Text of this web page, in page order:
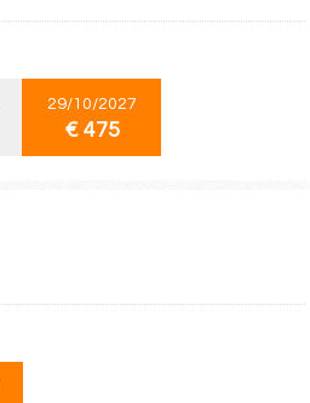
29/10/2027
€ 475